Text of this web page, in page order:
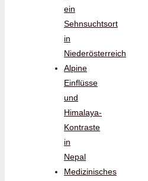
ein
Sehnsuchtsort
in
Niederösterreich
Alpine
Einflüsse
und
Himalaya-
Kontraste
in
Nepal
Medizinisches